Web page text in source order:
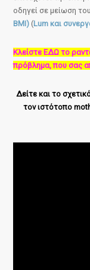
οδηγεί σε μείωση
BMI) (Lum και
Κλείστε ΕΔΩ το
πρόβλημα, που σας
Δείτε και το
τον ιστότοπο